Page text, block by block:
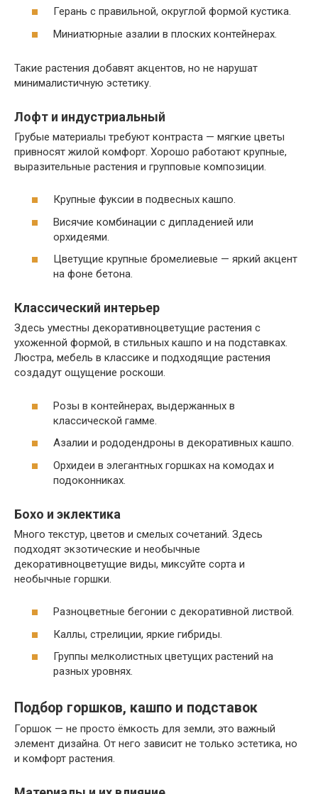
Герань с правильной, округлой формой кустика.
Миниатюрные азалии в плоских контейнерах.
Такие растения добавят акцентов, но не нарушат
минималистичную эстетику.
Лофт и индустриальный
Грубые материалы требуют контраста — мягкие цветы
привносят жилой комфорт. Хорошо работают крупные,
выразительные растения и групповые композиции.
Крупные фуксии в подвесных кашпо.
Висячие комбинации с дипладенией или
орхидеями.
Цветущие крупные бромелиевые — яркий акцент
на фоне бетона.
Классический интерьер
Здесь уместны декоративноцветущие растения с
ухоженной формой, в стильных кашпо и на подставках.
Люстра, мебель в классике и подходящие растения
создадут ощущение роскоши.
Розы в контейнерах, выдержанных в
классической гамме.
Азалии и рододендроны в декоративных кашпо.
Орхидеи в элегантных горшках на комодах и
подоконниках.
Бохо и эклектика
Много текстур, цветов и смелых сочетаний. Здесь
подходят экзотические и необычные
декоративноцветущие виды, миксуйте сорта и
необычные горшки.
Разноцветные бегонии с декоративной листвой.
Каллы, стрелиции, яркие гибриды.
Группы мелколистных цветущих растений на
разных уровнях.
Подбор горшков, кашпо и подставок
Горшок — не просто ёмкость для земли, это важный
элемент дизайна. От него зависит не только эстетика, но
и комфорт растения.